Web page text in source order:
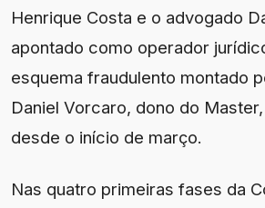
Henrique Costa e o advogado
apontado como operador
esquema fraudulento montado
Daniel Vorcaro, dono do
desde o início de março.
Nas quatro primeiras fases da